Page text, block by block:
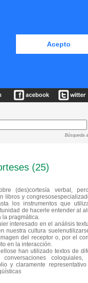
Acepto
Búsqueda
(25)
(des)cortesía verbal,
libros y
los instrumentos que
de hacerle entender al
la pragmática.
interesado en el análisis
nuestra cultura
del receptor o, por el
en la interacción.
han utilizado textos de
coloquiales,
y claramente